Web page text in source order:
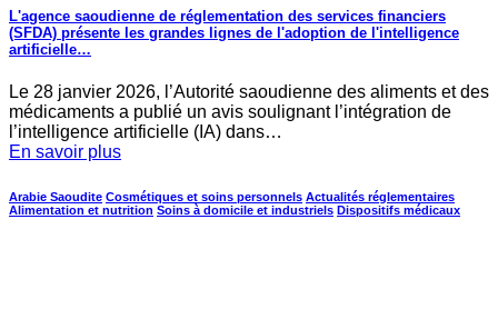
L'agence saoudienne de réglementation des services financiers
(SFDA) présente les grandes lignes de l'adoption de l'intelligence
artificielle…
Le 28 janvier 2026, l’Autorité saoudienne des aliments et des
médicaments a publié un avis soulignant l’intégration de
l’intelligence artificielle (IA) dans…
En savoir plus
Arabie Saoudite Cosmétiques et soins personnels Actualités réglementaires
Alimentation et nutrition Soins à domicile et industriels Dispositifs médicaux